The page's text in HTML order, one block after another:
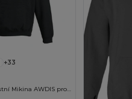
+33
Městská Kontrastní Mikina AWDIS pro Zimu